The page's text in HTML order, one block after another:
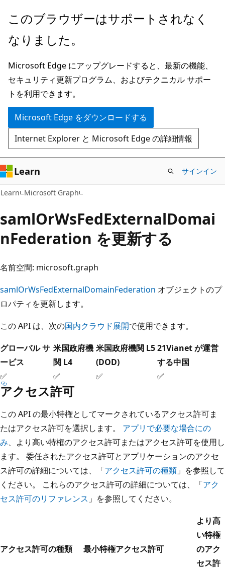
メ
ン
ン
テ
ン
ツ
に
ス
キ
ッ
プ
このブラウザーはサポートされなく
なりました。
Microsoft Edge にアップグレードすると、最新の機能、
セキュリティ更新プログラム、およびテクニカル サポー
トを利用できます。
Microsoft Edge をダウンロードする
Internet Explorer と Microsoft Edge の詳細情報
Learn サインイン
Learn Microsoft Graph
samlOrWsFedExternalDomai
nFederation を更新する
名前空間: microsoft.graph
samlOrWsFedExternalDomainFederation オブジェクトのプ
ロパティを更新します。
この API は、次の国内クラウド展開で使用できます。
グローバル サ
ービス
米国政府機
関 L4
米国政府機関 L5
(DOD)
21Vianet が運営
する中国
✅
✅ ✅ ✅
アクセス許可
この API の最小特権としてマークされているアクセス許可ま
たはアクセス許可を選択します。 アプリで必要な場合にの
み、より高い特権のアクセス許可またはアクセス許可を使用し
ます。 委任されたアクセス許可とアプリケーションのアクセ
ス許可の詳細については、「アクセス許可の種類 」を参照して
ください。 これらのアクセス許可の詳細については、「アク
セス許可のリファレンス 」を参照してください。
アクセス許可の種類 最小特権アクセス許可
より高
い特権
のアク
セス許